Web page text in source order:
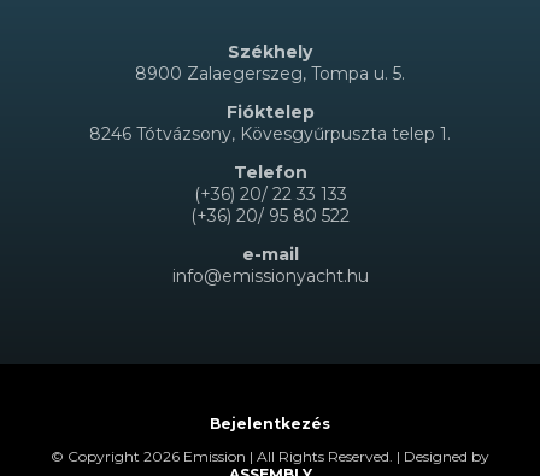
Székhely
8900 Zalaegerszeg, Tompa u. 5.
Fióktelep
8246 Tótvázsony, Kövesgyűrpuszta telep 1.
Telefon
(+36) 20/ 22 33 133
(+36) 20/ 95 80 522
e-mail
info@emissionyacht.hu
Bejelentkezés
© Copyright 2026 Emission | All Rights Reserved. | Designed by